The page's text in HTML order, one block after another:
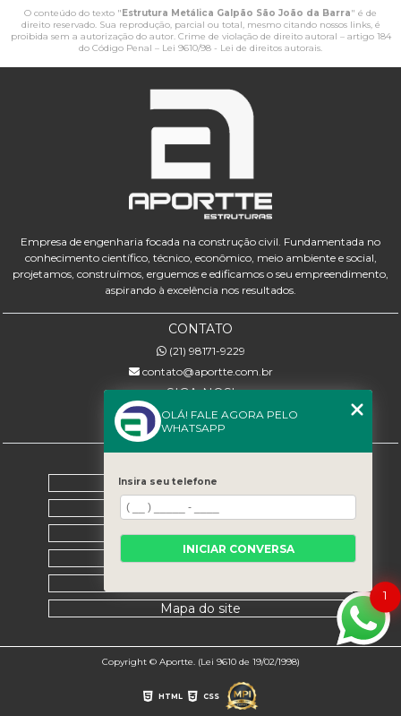
O conteúdo do texto " Estrutura Metálica Galpão São João da Barra" é de
direito reservado. Sua reprodução, parcial ou total, mesmo citando nossos links, é
proibida sem a autorização do autor. Crime de violação de direito autoral – artigo 184
do Código Penal – Lei 9610/98 - Lei de direitos autorais.
Empresa de engenharia focada na construção civil. Fundamentada no
conhecimento científico, técnico, econômico, meio ambiente e social,
projetamos, construímos, erguemos e edificamos o seu empreendimento,
aspirando à excelência nos resultados.
CONTATO
(21) 98171-9229
contato@aportte.com.br
SIGA-NOS!
Home
Sobre nós
Serviços
Contato
Mapa do site
Copyright © Aportte. (Lei 9610 de 19/02/1998)
HTML CSS
1
OLÁ! FALE AGORA PELO
WHATSAPP
Insira seu telefone
INICIAR CONVERSA